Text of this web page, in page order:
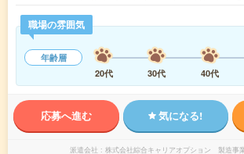
職場の雰囲気
年齢層
20代
30代 40代
応募へ進む 気になる!
派遣会社 株式会社綜合キャリアオプション 製造事業